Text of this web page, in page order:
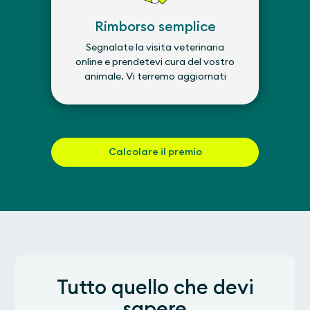
Rimborso semplice
Segnalate la visita veterinaria
online e prendetevi cura del vostro
animale. Vi terremo aggiornati
Calcolare il premio
Tutto quello che devi